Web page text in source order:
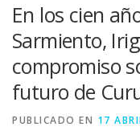
AUTOGESTION
En los cien
Sarmiento,
compromiso
futuro de
PUBLICADO EN 17